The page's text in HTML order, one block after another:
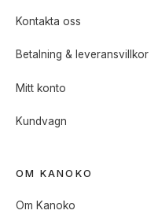
Kontakta oss
Betalning & leveransvillkor
Mitt konto
Kundvagn
OM KANOKO
Om Kanoko